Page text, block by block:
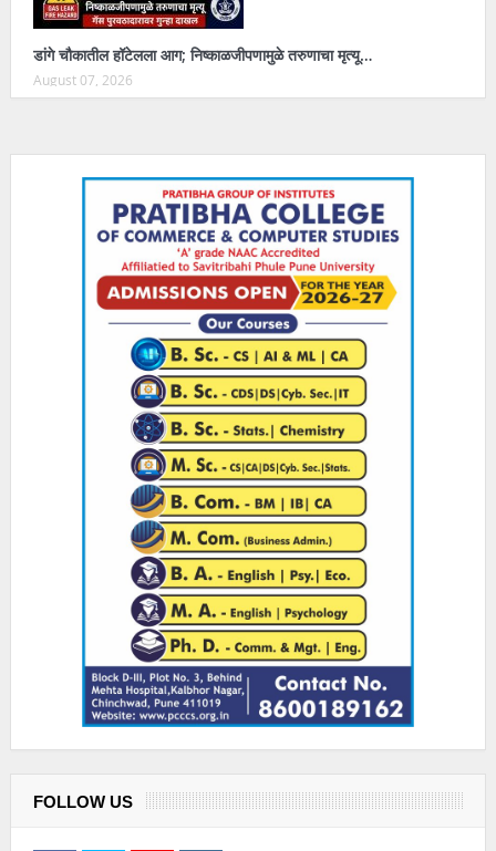
डांगे चौकातील हॉटेलला आग; निष्काळजीपणामुळे तरुणाचा मृत्यू…
August 07, 2026
FOLLOW US